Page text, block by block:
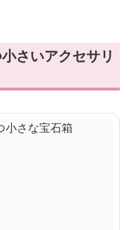
さいアクセサリ